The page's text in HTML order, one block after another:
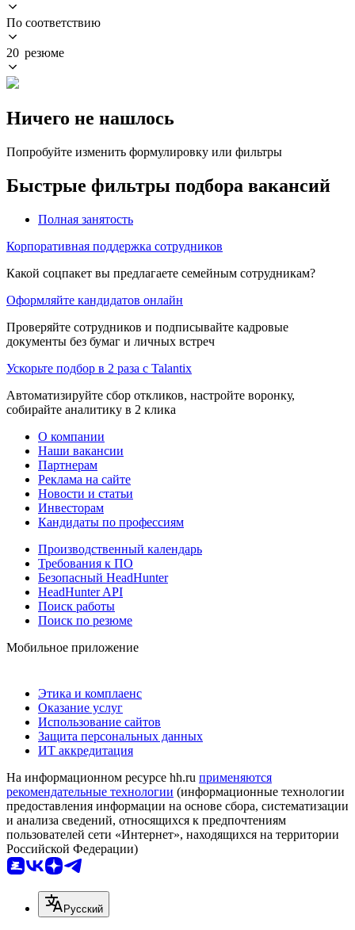
По соответствию
20 резюме
Ничего не нашлось
Попробуйте изменить формулировку или фильтры
Быстрые фильтры подбора вакансий
Полная занятость
Корпоративная поддержка сотрудников
Какой соцпакет вы предлагаете семейным сотрудникам?
Оформляйте кандидатов онлайн
Проверяйте сотрудников и подписывайте кадровые
документы без бумаг и личных встреч
Ускорьте подбор в 2 раза с Talantix
Автоматизируйте сбор откликов, настройте воронку,
собирайте аналитику в 2 клика
О компании
Наши вакансии
Партнерам
Реклама на сайте
Новости и статьи
Инвесторам
Кандидаты по профессиям
Производственный календарь
Требования к ПО
Безопасный HeadHunter
HeadHunter API
Поиск работы
Поиск по резюме
Мобильное приложение
Этика и комплаенс
Оказание услуг
Использование сайтов
Защита персональных данных
ИТ аккредитация
На информационном ресурсе hh.ru применяются
рекомендательные технологии (информационные технологии
предоставления информации на основе сбора, систематизации
и анализа сведений, относящихся к предпочтениям
пользователей сети «Интернет», находящихся на территории
Российской Федерации)
Русский